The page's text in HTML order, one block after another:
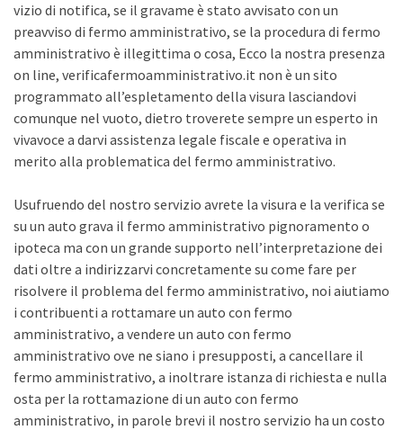
vizio di notifica, se il gravame è stato avvisato con un
preavviso di fermo amministrativo, se la procedura di fermo
amministrativo è illegittima o cosa, Ecco la nostra presenza
on line, verificafermoamministrativo.it non è un sito
programmato all’espletamento della visura lasciandovi
comunque nel vuoto, dietro troverete sempre un esperto in
vivavoce a darvi assistenza legale fiscale e operativa in
merito alla problematica del fermo amministrativo.
Usufruendo del nostro servizio avrete la visura e la verifica se
su un auto grava il fermo amministrativo pignoramento o
ipoteca ma con un grande supporto nell’interpretazione dei
dati oltre a indirizzarvi concretamente su come fare per
risolvere il problema del fermo amministrativo, noi aiutiamo
i contribuenti a rottamare un auto con fermo
amministrativo, a vendere un auto con fermo
amministrativo ove ne siano i presupposti, a cancellare il
fermo amministrativo, a inoltrare istanza di richiesta e nulla
osta per la rottamazione di un auto con fermo
amministrativo, in parole brevi il nostro servizio ha un costo